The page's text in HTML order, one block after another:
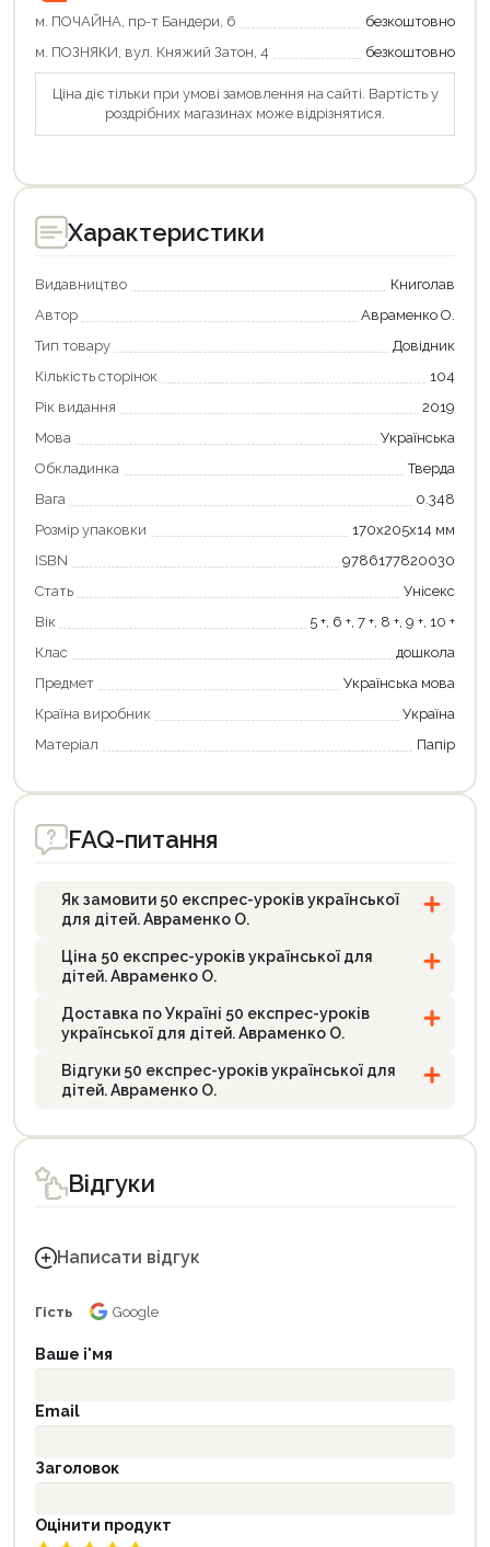
м. ПОЧАЙНА, пр-т Бандери, 6
безкоштовно
м. ПОЗНЯКИ, вул. Княжий Затон, 4
безкоштовно
Ціна діє тільки при умові замовлення на сайті. Вартість у
роздрібних магазинах може відрізнятися.
Характеристики
Видавництво
Книголав
Автор
Авраменко О.
Тип товару
Довідник
Кількість сторінок
104
Рік видання
2019
Мова
Українська
Обкладинка
Тверда
Вага
0.348
Розмір упаковки
170х205х14 мм
ISBN
9786177820030
Стать
Унісекс
Вік
5 +, 6 +, 7 +, 8 +, 9 +, 10 +
Клас
дошкола
Предмет
Українська мова
Країна виробник
Україна
Матеріал
Папір
FAQ-питання
Як замовити 50 експрес-уроків української
для дітей. Авраменко О.
Ціна 50 експрес-уроків української для
дітей. Авраменко О.
Доставка по Україні 50 експрес-уроків
української для дітей. Авраменко О.
Відгуки 50 експрес-уроків української для
дітей. Авраменко О.
Відгуки
Написати відгук
Гість Google
Ваше і'мя
Email
Заголовок
Оцінити продукт